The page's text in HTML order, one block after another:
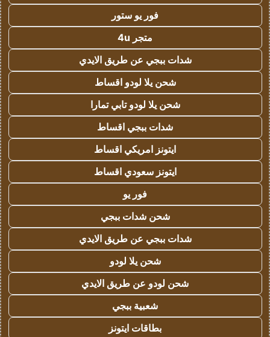
فور يو ستور
متجر 4u
شدات ببجي عن طريق الايدي
شحن يلا لودو اقساط
شحن يلا لودو تابي تمارا
شدات ببجي اقساط
ايتونز امريكي اقساط
ايتونز سعودي اقساط
فور يو
شحن شدات ببجي
شدات ببجي عن طريق الايدي
شحن يلا لودو
شحن لودو عن طريق الايدي
شعبية ببجي
بطاقات ايتونز